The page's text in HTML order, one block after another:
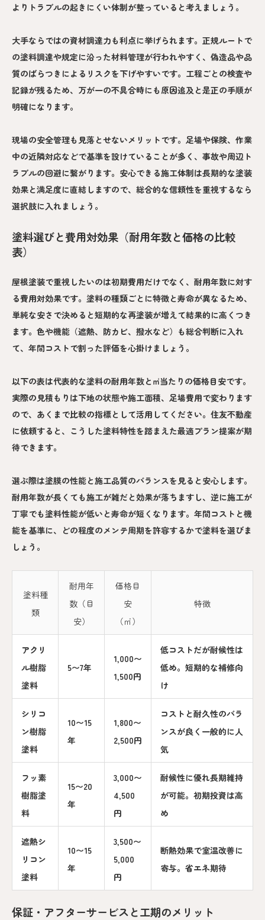
よりトラブルの起きにくい体制が整っていると考えましょう。
大手ならではの資材調達力も利点に挙げられます。正規ルートで
の塗料調達や規定に沿った材料管理が行われやすく、偽造品や品
質のばらつきによるリスクを下げやすいです。工程ごとの検査や
記録が残るため、万が一の不具合時にも原因追及と是正の手順が
明確になります。
現場の安全管理も見落とせないメリットです。足場や保険、作業
中の近隣対応などで基準を設けていることが多く、事故や周辺ト
ラブルの回避に繋がります。安心できる施工体制は長期的な塗装
効果と満足度に直結しますので、総合的な信頼性を重視するなら
選択肢に入れましょう。
塗料選びと費用対効果（耐用年数と価格の比較
表）
屋根塗装で重視したいのは初期費用だけでなく、耐用年数に対す
る費用対効果です。塗料の種類ごとに特徴と寿命が異なるため、
単純な安さで決めると短期的な再塗装が増えて結果的に高くつき
ます。色や機能（遮熱、防カビ、撥水など）も総合判断に入れ
て、年間コストで割った評価を心掛けましょう。
以下の表は代表的な塗料の耐用年数と㎡当たりの価格目安です。
実際の見積もりは下地の状態や施工面積、足場費用で変わります
ので、あくまで比較の指標として活用してください。住友不動産
に依頼すると、こうした塗料特性を踏まえた最適プラン提案が期
待できます。
選ぶ際は塗膜の性能と施工品質のバランスを見ると安心します。
耐用年数が長くても施工が雑だと効果が落ちますし、逆に施工が
丁寧でも塗料性能が低いと寿命が短くなります。年間コストと機
能を基準に、どの程度のメンテ周期を許容するかで塗料を選びま
しょう。
塗料種
類
耐用年
数（目
安）
価格目
安
（㎡）
特徴
アクリ
ル樹脂
塗料
5〜7年
1,000〜
1,500円
低コストだが耐候性は
低め。短期的な補修向
け
シリコ
ン樹脂
塗料
10〜15
年
1,800〜
2,500円
コストと耐久性のバラ
ンスが良く一般的に人
気
フッ素
樹脂塗
料
15〜20
年
3,000〜
4,500
円
耐候性に優れ長期維持
が可能。初期投資は高
め
遮熱シ
リコン
塗料
10〜15
年
3,500〜
5,000
円
断熱効果で室温改善に
寄与。省エネ期待
保証・アフターサービスと工期のメリット